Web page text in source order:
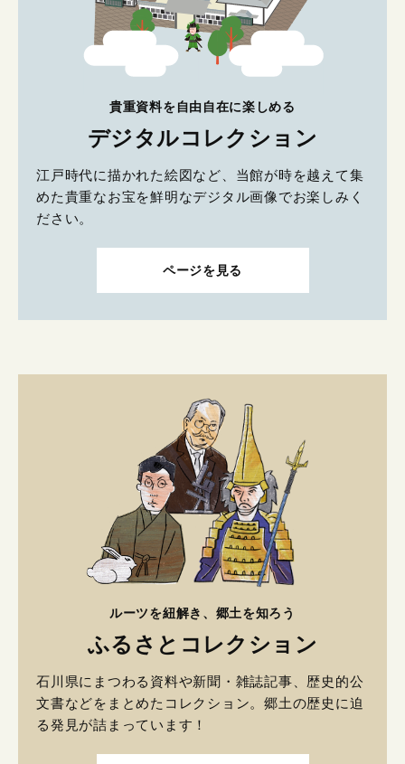
貴重資料を自由自在に楽しめる
デジタルコレクション
江戸時代に描かれた絵図など、当館が時を越えて集
めた貴重なお宝を鮮明なデジタル画像でお楽しみく
ださい。
ページを見る
ルーツを紐解き、郷土を知ろう
ふるさとコレクション
石川県にまつわる資料や新聞・雑誌記事、歴史的公
文書などをまとめたコレクション。郷土の歴史に迫
る発見が詰まっています！